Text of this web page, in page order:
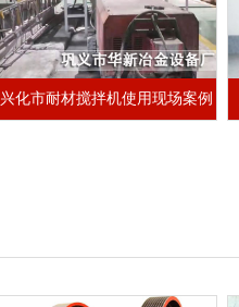
兴化市耐材搅拌机使用现场案例